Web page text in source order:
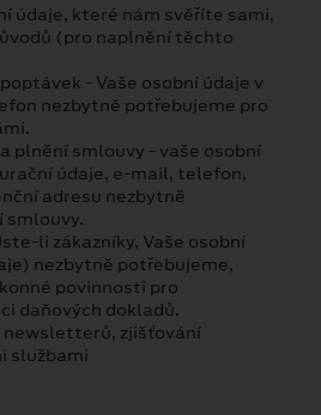
údaje, které nám svěříte sami,
(pro naplnění těchto
- Vaše osobní údaje v
nezbytně potřebujeme pro
plnění smlouvy - vaše osobní
údaje, e-mail, telefon,
adresu nezbytně
smlouvy.
li zákazníky, Vaše osobní
nezbytně potřebujeme,
povinnosti pro
daňových dokladů.
newsletterů, zjišťování
službami